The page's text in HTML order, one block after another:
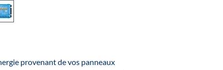
provenant de vos panneaux